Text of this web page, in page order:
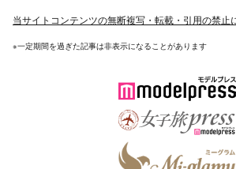
当サイトコンテンツの無断複写・転載・引用の禁止
※一定期間を過ぎた記事は非表示になることがあります